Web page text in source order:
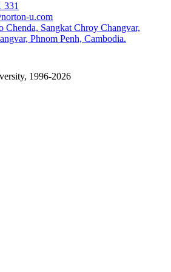
331
u.com
Chenda, Sangkat Chroy Changvar,
Phnom Penh, Cambodia.
1996-2026